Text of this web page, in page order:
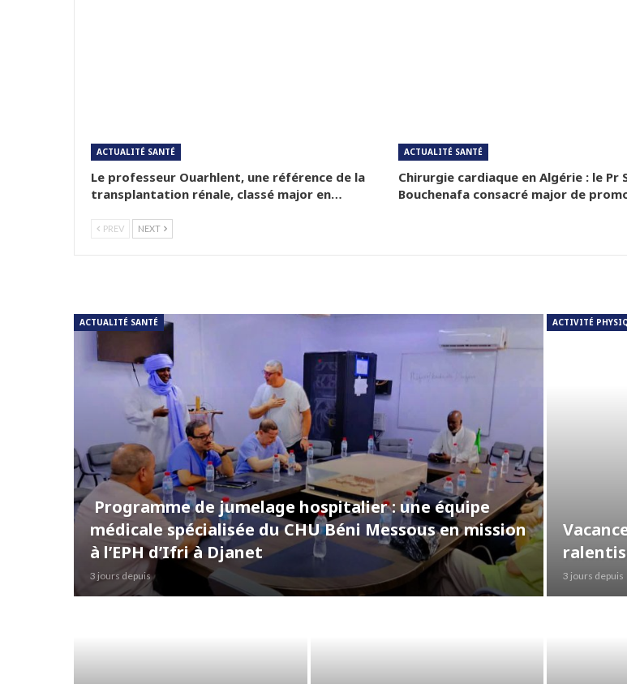
ACTUALITÉ SANTÉ
Le professeur Ouarhlent, une référence de la
transplantation rénale, classé major en…
ACTUALITÉ SANTÉ
Chirurgie cardiaque en Algérie : le Pr
Bouchenafa consacré major de
PREV NEXT
ACTUALITÉ SANTÉ
Programme de jumelage hospitalier : une équipe
médicale spécialisée du CHU Béni Messous en mission
à l’EPH d’Ifri à Djanet
3 jours depuis 3 jours depuis